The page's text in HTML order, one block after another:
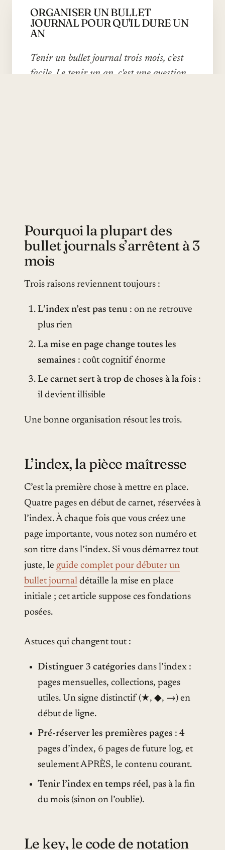
ORGANISER UN BULLET
JOURNAL POUR QU'IL DURE UN
AN
Tenir un bullet journal trois mois, c'est
facile. Le tenir un an, c'est une question
Pourquoi la plupart des
bullet journals s’arrêtent à 3
mois
Trois raisons reviennent toujours :
L’index n’est pas tenu : on ne retrouve
plus rien
La mise en page change toutes les
semaines : coût cognitif énorme
Le carnet sert à trop de choses à la fois :
il devient illisible
Une bonne organisation résout les trois.
L’index, la pièce maîtresse
C’est la première chose à mettre en place.
Quatre pages en début de carnet, réservées à
l’index. À chaque fois que vous créez une
page importante, vous notez son numéro et
son titre dans l’index. Si vous démarrez tout
juste, le guide complet pour débuter un
bullet journal détaille la mise en place
initiale ; cet article suppose ces fondations
posées.
Astuces qui changent tout :
Distinguer 3 catégories dans l’index :
pages mensuelles, collections, pages
utiles. Un signe distinctif (★, ◆, →) en
début de ligne.
Pré-réserver les premières pages : 4
pages d’index, 6 pages de future log, et
seulement APRÈS, le contenu courant.
Tenir l’index en temps réel, pas à la fin
du mois (sinon on l’oublie).
Le key, le code de notation